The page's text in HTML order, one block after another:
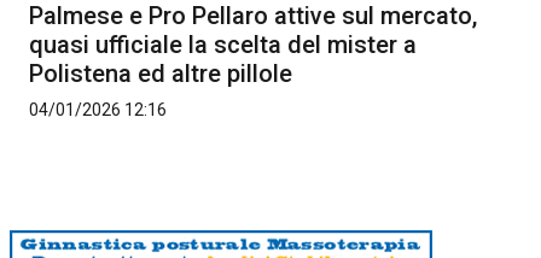
Palmese e Pro Pellaro attive sul mercato,
quasi ufficiale la scelta del mister a
Polistena ed altre pillole
04/01/2026 12:16